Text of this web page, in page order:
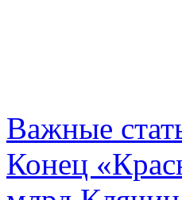
Важные
Конец